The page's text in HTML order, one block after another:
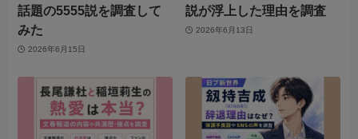
話題の5555説を調査して
みた
2026年6月15日
説が浮上した理由を調査
2026年6月13日